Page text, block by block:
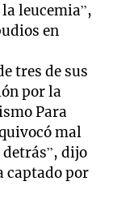
leucemia”,
en
tres de sus
por la
Para
mal
detrás”, dijo
captado por